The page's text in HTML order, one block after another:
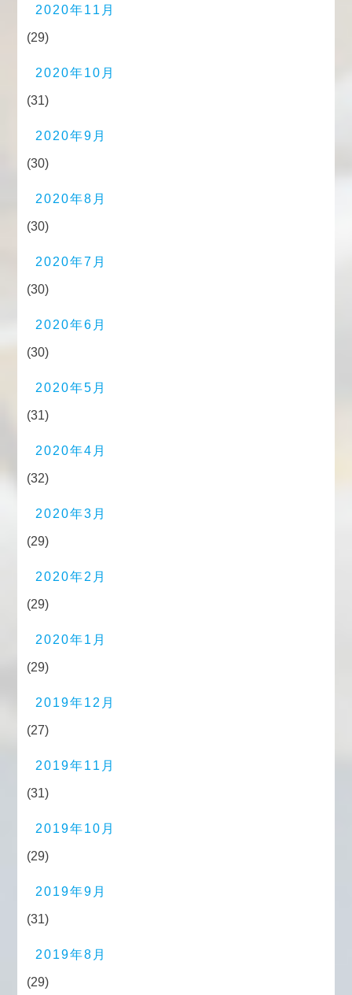
2020年11月
(29)
2020年10月
(31)
2020年9月
(30)
2020年8月
(30)
2020年7月
(30)
2020年6月
(30)
2020年5月
(31)
2020年4月
(32)
2020年3月
(29)
2020年2月
(29)
2020年1月
(29)
2019年12月
(27)
2019年11月
(31)
2019年10月
(29)
2019年9月
(31)
2019年8月
(29)